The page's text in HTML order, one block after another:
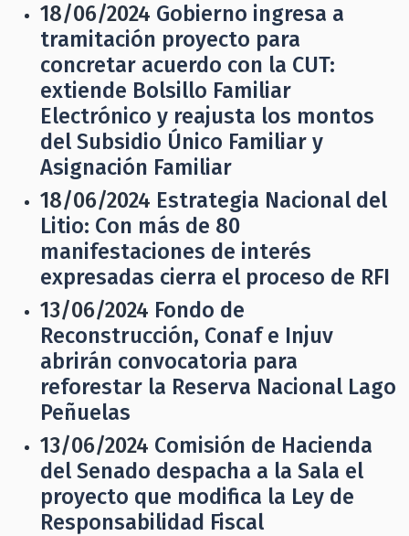
18/06/2024 Gobierno ingresa a
tramitación proyecto para
concretar acuerdo con la CUT:
extiende Bolsillo Familiar
Electrónico y reajusta los montos
del Subsidio Único Familiar y
Asignación Familiar
18/06/2024 Estrategia Nacional del
Litio: Con más de 80
manifestaciones de interés
expresadas cierra el proceso de RFI
13/06/2024 Fondo de
Reconstrucción, Conaf e Injuv
abrirán convocatoria para
reforestar la Reserva Nacional Lago
Peñuelas
13/06/2024 Comisión de Hacienda
del Senado despacha a la Sala el
proyecto que modifica la Ley de
Responsabilidad Fiscal